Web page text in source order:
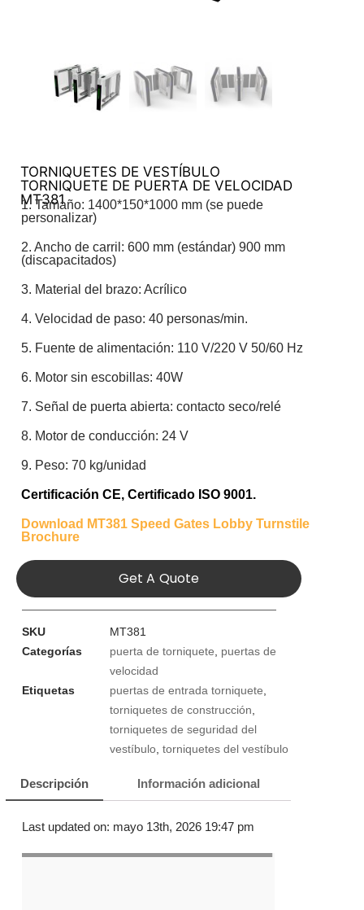
TORNIQUETES DE VESTÍBULO
TORNIQUETE DE PUERTA DE VELOCIDAD
MT381
1. Tamaño: 1400*150*1000 mm (se puede
personalizar)
2. Ancho de carril: 600 mm (estándar) 900 mm
(discapacitados)
3. Material del brazo: Acrílico
4. Velocidad de paso: 40 personas/min.
5. Fuente de alimentación: 110 V/220 V 50/60 Hz
6. Motor sin escobillas: 40W
7. Señal de puerta abierta: contacto seco/relé
8. Motor de conducción: 24 V
9. Peso: 70 kg/unidad
Certificación CE, Certificado ISO 9001.
Download MT381 Speed Gates Lobby Turnstile
Brochure
Get A Quote
SKU
MT381
Categorías
puerta de torniquete
puertas de
velocidad
Etiquetas
puertas de entrada torniquete
torniquetes de construcción
torniquetes de seguridad del
vestíbulo torniquetes del vestíbulo
Descripción Información adicional
Last updated on: mayo 13th, 2026 19:47 pm